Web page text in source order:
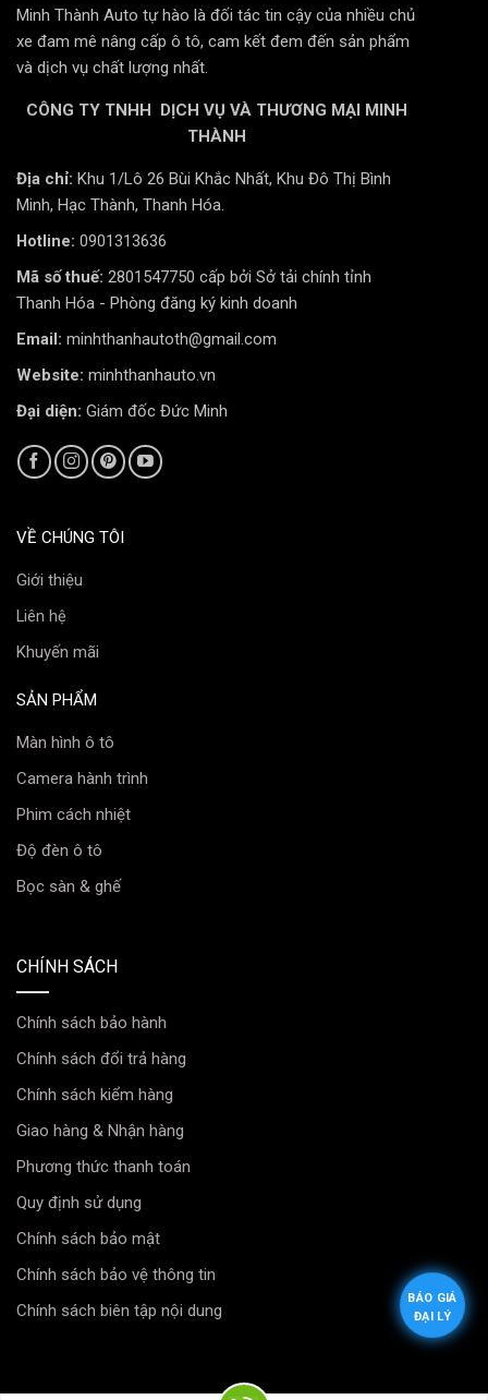
Minh Thành Auto tự hào là đối tác tin cậy của nhiều chủ
xe đam mê nâng cấp ô tô, cam kết đem đến sản phẩm
và dịch vụ chất lượng nhất.
CÔNG TY TNHH DỊCH VỤ VÀ THƯƠNG MẠI MINH
THÀNH
Địa chỉ: Khu 1/Lô 26 Bùi Khắc Nhất, Khu Đô Thị Bình
Minh, Hạc Thành, Thanh Hóa.
Hotline: 0901313636
Mã số thuế: 2801547750 cấp bởi Sở tải chính tỉnh
Thanh Hóa - Phòng đăng ký kinh doanh
Email: minhthanhautoth@gmail.com
Website: minhthanhauto.vn
Đại diện: Giám đốc Đức Minh
VỀ CHÚNG TÔI
Giới thiệu
Liên hệ
Khuyến mãi
SẢN PHẨM
Màn hình ô tô
Camera hành trình
Phim cách nhiệt
Độ đèn ô tô
Bọc sàn & ghế
CHÍNH SÁCH
Chính sách bảo hành
Chính sách đổi trả hàng
Chính sách kiểm hàng
Giao hàng & Nhận hàng
Phương thức thanh toán
Quy định sử dụng
Chính sách bảo mật
Chính sách bảo vệ thông tin
Chính sách biên tập nội dung
BÁO GIÁ
ĐẠI LÝ